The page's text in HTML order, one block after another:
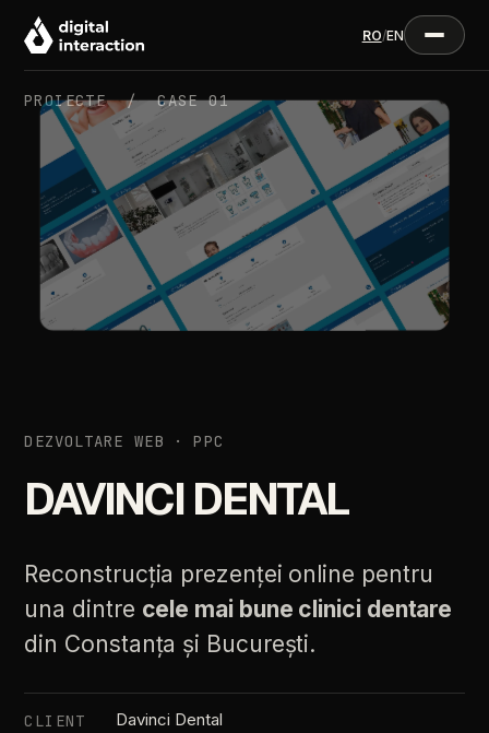
RO/EN
PROIECTE /CASE 01
DEZVOLTARE WEB · PPC
DAVINCI DENTAL
Reconstrucția prezenței online pentru
una dintre cele mai bune clinici dentare
din Constanța și București.
CLIENT Davinci Dental